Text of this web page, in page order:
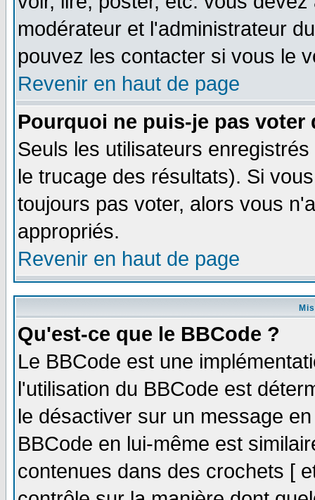
modérateur et l'administrateur
pouvez les contacter si vous le
Revenir en haut de page
Pourquoi ne puis-je pas voter
Seuls les utilisateurs
le trucage des résultats). Si
toujours pas voter, alors vous
appropriés.
Revenir en haut de page
Qu'est-ce que le BBCode ?
Le BBCode est une
l'utilisation du BBCode est
le désactiver sur un message
BBCode en lui-même est
contenues dans des crochets [